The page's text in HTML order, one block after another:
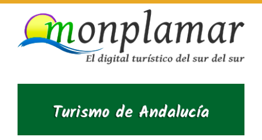
Skip
content